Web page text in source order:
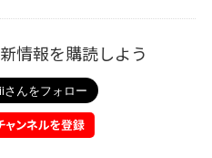
情報を購読しよう